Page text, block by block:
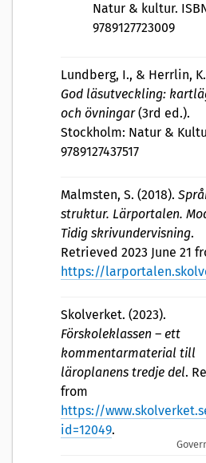
Natur & kultur.
9789127723009
Lundberg, I., & Herrlin,
God läsutveckling:
och övningar(3rd ed.).
Stockholm: Natur &
9789127437517
Malmsten, S. (2018).
struktur. Lärportalen.
Tidig skrivundervisning.
Retrieved 2023 June 21
https://
Skolverket. (2023).
Förskoleklassen – ett
kommentarmaterial till
läroplanens tredje del.
from
https://
id=12049.